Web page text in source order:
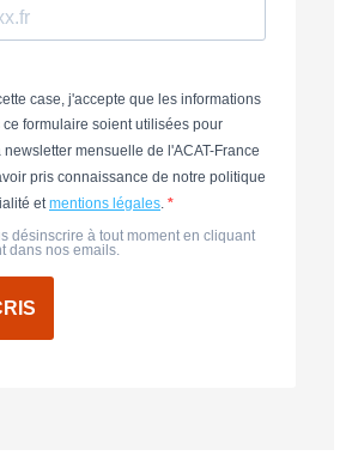
case, j'accepte que les informations
formulaire soient utilisées pour
mensuelle de l'ACAT-France
pris connaissance de notre politique
etmentions légales.
désinscrire à tout moment en cliquant
dans nos emails.